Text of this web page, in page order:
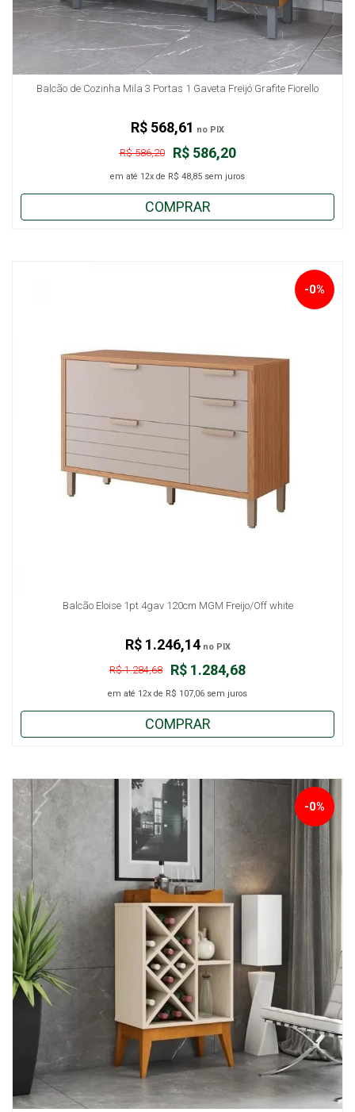
Balcão de Cozinha Mila 3 Portas 1 Gaveta Freijó Grafite Fiorello
R$ 586,20
R$ 586,20
em até 12x de R$ 48,85 sem juros
R$ 568,61 no PIX
COMPRAR
Balcão Eloise 1pt 4gav 120cm MGM Freijo/Off white
R$ 1.284,68
R$ 1.284,68
-0%
em até 12x de R$ 107,06 sem juros
R$ 1.246,14no PIX
COMPRAR
-0%